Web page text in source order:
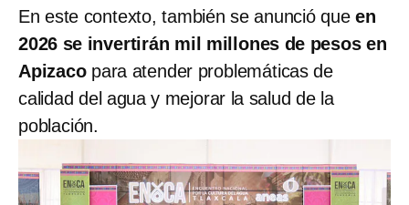
En este contexto, también se anunció que en
2026 se invertirán mil millones de pesos en
Apizacopara atender problemáticas de
calidad del agua y mejorar la salud de la
población.